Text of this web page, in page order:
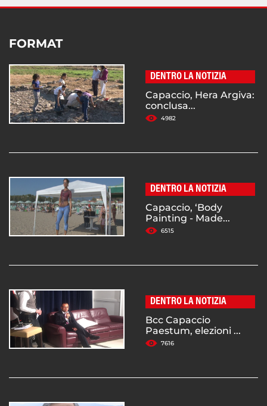
FORMAT
DENTRO LA NOTIZIA
Capaccio, Hera Argiva:
conclusa...
4982
DENTRO LA NOTIZIA
Capaccio, ‘Body
Painting - Made...
6515
DENTRO LA NOTIZIA
Bcc Capaccio
Paestum, elezioni ...
7616